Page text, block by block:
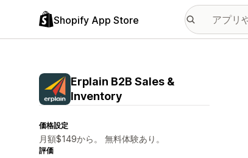
Shopify App Store
Erplain B2B Sales &
Inventory
価格設定
月額$149から。 無料体験あり。
評価